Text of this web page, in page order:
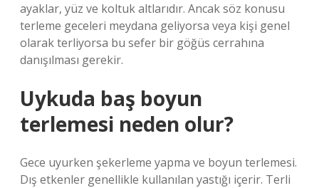
ayaklar, yüz ve koltuk altlarıdır. Ancak söz konusu
terleme geceleri meydana geliyorsa veya kişi genel
olarak terliyorsa bu sefer bir göğüs cerrahına
danışılması gerekir.
Uykuda baş boyun
terlemesi neden olur?
Gece uyurken şekerleme yapma ve boyun terlemesi.
Dış etkenler genellikle kullanılan yastığı içerir. Terli